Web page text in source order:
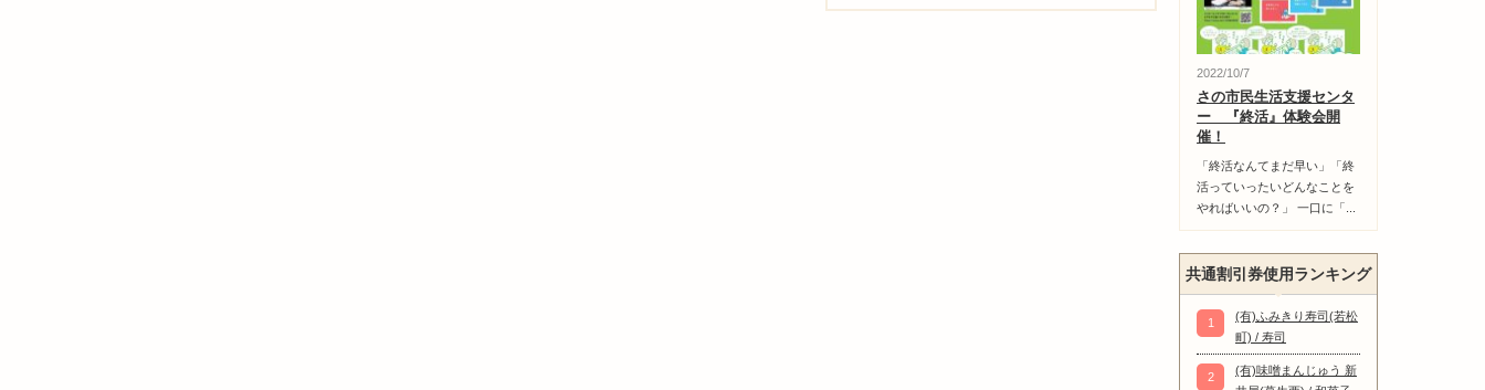
2022/10/7
さの市民生活支援センタ
ー 『終活』体験会開
催！
「終活なんてまだ早い」「終
活っていったいどんなことを
やればいいの？」 一口に「...
共通割引券使用ランキング
1
(有)ふみきり寿司(若松
町) / 寿司
2
(有)味噌まんじゅう 新